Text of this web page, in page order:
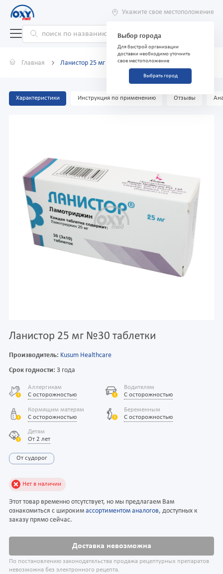
Укажите свое местоположение
Выбор города
Для быстрой организации
доставки необходимо уточнить
свое местоположение
Выбрать город
Главная Ланистор 25 мг №30 таблетки
Характеристики Инструкция по применению Отзывы
Ланистор 25 мг №30 таблетки
Производитель: Kusum Healthcare
Срок годности: 3 года
Аллергикам
С осторожностью
Водителям
С осторожностью
Кормящим матерям
С осторожностью
Беременным
С осторожностью
Детям
От 2 лет
От судорог
Нет в наличии
Этот товар временно отсутствует, но мы предлагаем Вам
ознакомиться с широким ассортиментом аналогов, доступных к
заказу прямо сейчас.
Доставка невозможна
По постановлению законодательства продажа рецептурных препаратов
невозможна без электронного рецепта.